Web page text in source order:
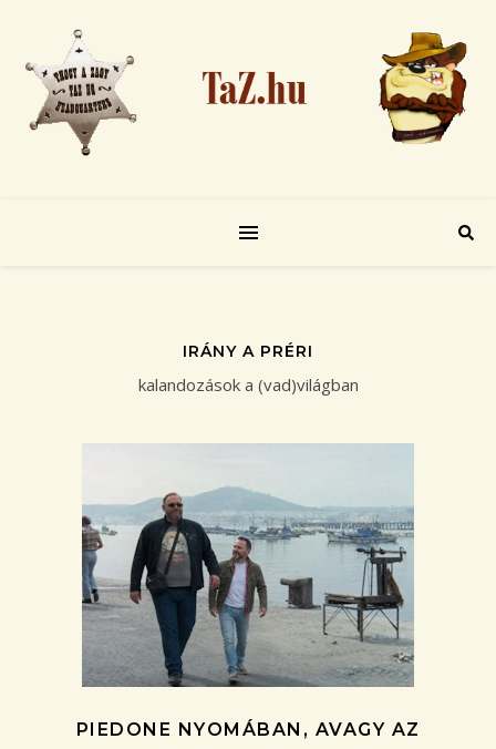
IRÁNY A PRÉRI
kalandozások a (vad)világban
PIEDONE NYOMÁBAN, AVAGY AZ